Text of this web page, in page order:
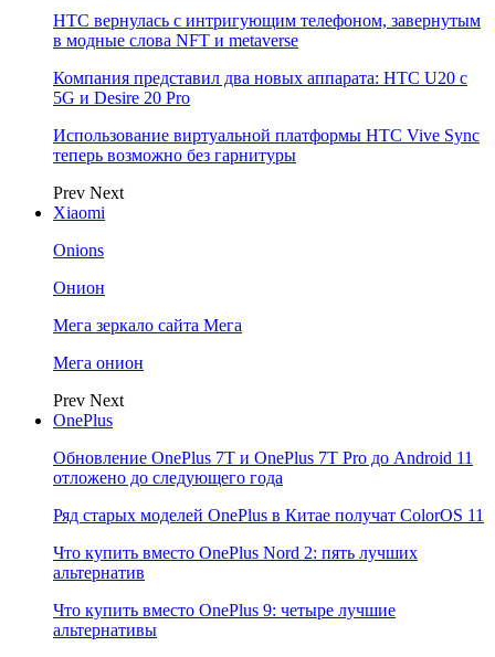
HTC вернулась с интригующим телефоном, завернутым
в модные слова NFT и metaverse
Компания представил два новых аппарата: HTC U20 с
5G и Desire 20 Pro
Использование виртуальной платформы HTC Vive Sync
теперь возможно без гарнитуры
Prev Next
Xiaomi
Onions
Онион
Мега зеркало сайта Мега
Мега онион
Prev Next
OnePlus
Обновление OnePlus 7T и OnePlus 7T Pro до Android 11
отложено до следующего года
Ряд старых моделей OnePlus в Китае получат ColorOS 11
Что купить вместо OnePlus Nord 2: пять лучших
альтернатив
Что купить вместо OnePlus 9: четыре лучшие
альтернативы